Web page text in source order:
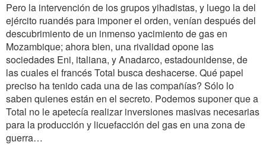
Pero la intervención de los grupos yihadistas, y luego la del
ejército ruandés para imponer el orden, venían después del
descubrimiento de un inmenso yacimiento de gas en
Mozambique; ahora bien, una rivalidad opone las
sociedades Eni, italiana, y Anadarco, estadounidense, de
las cuales el francés Total busca deshacerse. Qué papel
preciso ha tenido cada una de las compañías? Sólo lo
saben quienes están en el secreto. Podemos suponer que a
Total no le apetecía realizar inversiones masivas necesarias
para la producción y licuefacción del gas en una zona de
guerra…